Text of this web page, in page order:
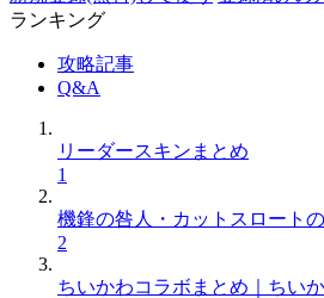
ランキング
攻略記事
Q&A
リーダースキンまとめ
1
機鋒の咎人・カットスロート
2
ちいかわコラボまとめ｜ちい